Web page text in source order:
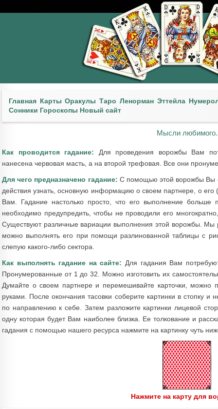
Главная Карты Оракулы Таро Ленорман Эттейла
Сонники Гороскопы Новый сайт
Мысли любимого.
Как проводится гадание: Для проведения ворожбы Вам
нанесена червовая масть, а на второй трефовая. Все они
Для чего предназначено гадание: С помощью этой ворожбы Вы
действия узнать, основную информацию о своем партнере, о
Вам. Гадание настолько просто, что его выполнение
необходимо предупредить, чтобы не проводили его
Существуют различные вариации выполнения этой ворожбы.
можно выполнять его при помощи разлинованной таблицы с
слепую какого-либо сектора.
Как выполнять гадание на сайте: Для гадания Вам
Пронумерованные от 1 до 32. Можно изготовить их
Думайте о своем партнере и перемешивайте карточки, можно
руками. После окончания тасовки соберите картинки в стопку и
по направлению к себе. Затем разложите картинки лицевой
одну которая будет Вам наиболее близка. Ее толкование и
гадания с помощью нашего ресурса нажмите на картинку чуть
Нажмите на карту для